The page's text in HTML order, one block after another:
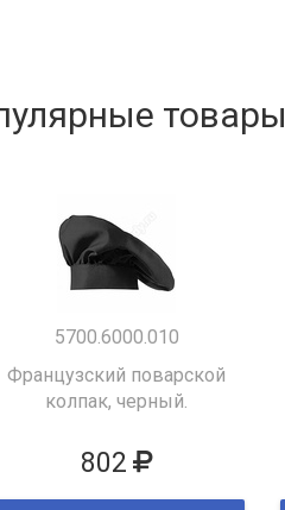
товары
5700.6000.010
Французский поварской
колпак, черный.
802